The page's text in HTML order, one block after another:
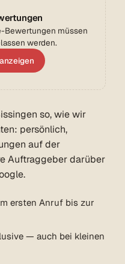
Bewertungen müssen
werden.
so, wie wir
persönlich,
auf der
Auftraggeber darüber
ersten Anruf bis zur
— auch bei kleinen